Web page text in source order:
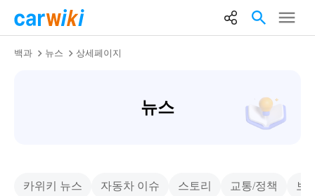
백과 뉴스 상세페이지
뉴스
카위키 뉴스 자동차 이슈 스토리 교통/정책 보